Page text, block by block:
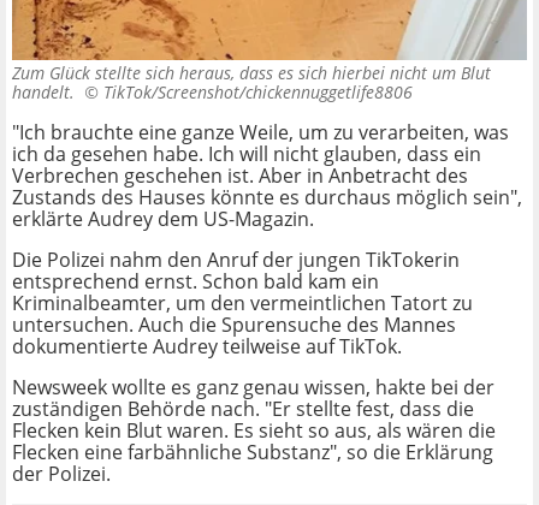
Zum Glück stellte sich heraus, dass es sich hierbei nicht um Blut
handelt. © TikTok/Screenshot/chickennuggetlife8806
"Ich brauchte eine ganze Weile, um zu verarbeiten, was
ich da gesehen habe. Ich will nicht glauben, dass ein
Verbrechen geschehen ist. Aber in Anbetracht des
Zustands des Hauses könnte es durchaus möglich sein",
erklärte Audrey dem US-Magazin.
Die Polizei nahm den Anruf der jungen TikTokerin
entsprechend ernst. Schon bald kam ein
Kriminalbeamter, um den vermeintlichen Tatort zu
untersuchen. Auch die Spurensuche des Mannes
dokumentierte Audrey teilweise auf TikTok.
Newsweek wollte es ganz genau wissen, hakte bei der
zuständigen Behörde nach. "Er stellte fest, dass die
Flecken kein Blut waren. Es sieht so aus, als wären die
Flecken eine farbähnliche Substanz", so die Erklärung
der Polizei.